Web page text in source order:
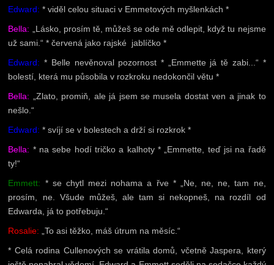
Edward: * viděl celou situaci v Emmetových myšlenkách *
Bella:
„Lásko, prosím tě, můžeš se ode mě odlepit, když tu nejsme
už sami.“ * červená jako rajské jablíčko *
Edward: * Belle nevěnoval pozornost * „Emmette já tě zabi...“ *
bolestí, která mu působila v rozkroku nedokončil větu *
Bella:
„Zlato, promiň, ale já jsem se musela dostat ven a jinak to
nešlo.“
Edward:* svíjí se v bolestech a drží si rozkrok *
Bella: * na sebe hodí tričko a kalhoty * „Emmette, teď jsi na řadě
ty!“
Emmett: * se chytl mezi nohama a řve * „Ne, ne, ne, tam ne,
prosím, ne. Všude můžeš, ale tam si nekopneš, na rozdíl od
Edwarda, já to potřebuju.“
Rosalie: „To asi těžko, máš útrum na měsíc.“
* Celá rodina Cullenových se vrátila domů, včetně Jaspera, který